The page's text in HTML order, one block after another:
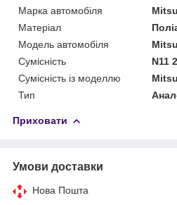
Марка автомобіля
Матеріал
Модель автомобіля
Сумісність
N11
Сумісність із моделлю
Тип
Приховати
Умови доставки
Нова Пошта